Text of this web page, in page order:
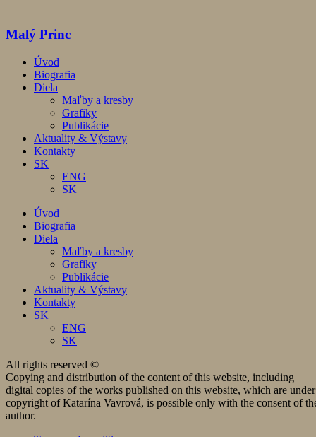
Malý Princ
Úvod
Biografia
Diela
Maľby a kresby
Grafiky
Publikácie
Aktuality & Výstavy
Kontakty
SK
ENG
SK
Úvod
Biografia
Diela
Maľby a kresby
Grafiky
Publikácie
Aktuality & Výstavy
Kontakty
SK
ENG
SK
All rights reserved ©
Copying and distribution of the content of this website, including
digital copies of the works published on this website, which are under
copyright of Katarína Vavrová, is possible only with the consent of
author.